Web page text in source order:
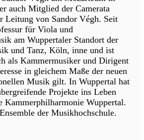
auch Mitglied der Camerata
Leitung von Sandor Végh. Seit
für Viola und
am Wuppertaler Standort der
und Tanz, Köln, inne und ist
als Kammermusiker und Dirigent
in gleichem Maße der neuen
Musik gilt. In Wuppertal hat
Projekte ins Leben
Kammerphilharmonie Wuppertal.
der Musikhochschule.